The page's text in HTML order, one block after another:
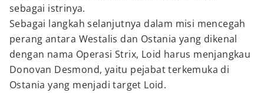
sebagai istrinya.
Sebagai langkah selanjutnya dalam misi mencegah
perang antara Westalis dan Ostania yang dikenal
dengan nama Operasi Strix, Loid harus menjangkau
Donovan Desmond, yaitu pejabat terkemuka di
Ostania yang menjadi target Loid.